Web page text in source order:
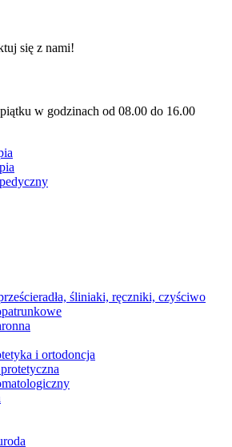
się z nami!
w godzinach od 08.00 do 16.00
śliniaki, ręczniki, czyściwo
i ortodoncja